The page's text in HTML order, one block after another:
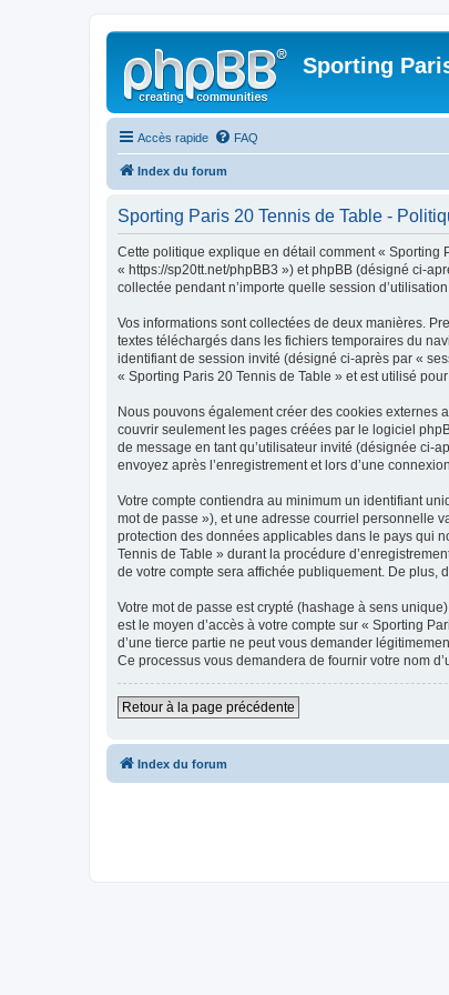
Sporting
Accès rapide FAQ
Index du forum
Sporting Paris 20 Tennis de Table -
Cette politique explique en détail comment « Sporting
« https://sp20tt.net/phpBB3 ») et phpBB (désigné ci-
collectée pendant n’importe quelle session
Vos informations sont collectées de deux manières.
textes téléchargés dans les fichiers temporaires du
identifiant de session invité (désigné ci-après par «
« Sporting Paris 20 Tennis de Table » et est utilisé
Nous pouvons également créer des cookies externes
couvrir seulement les pages créées par le logiciel
de message en tant qu’utilisateur invité (désignée ci-
envoyez après l’enregistrement et lors d’une
Votre compte contiendra au minimum un identifiant
mot de passe »), et une adresse courriel personnelle
protection des données applicables dans le pays qui
Tennis de Table » durant la procédure
de votre compte sera affichée publiquement. De plus,
Votre mot de passe est crypté (hashage à sens
est le moyen d’accès à votre compte sur « Sporting
d’une tierce partie ne peut vous demander
Ce processus vous demandera de fournir votre nom
Retour à la page précédente
Index du forum